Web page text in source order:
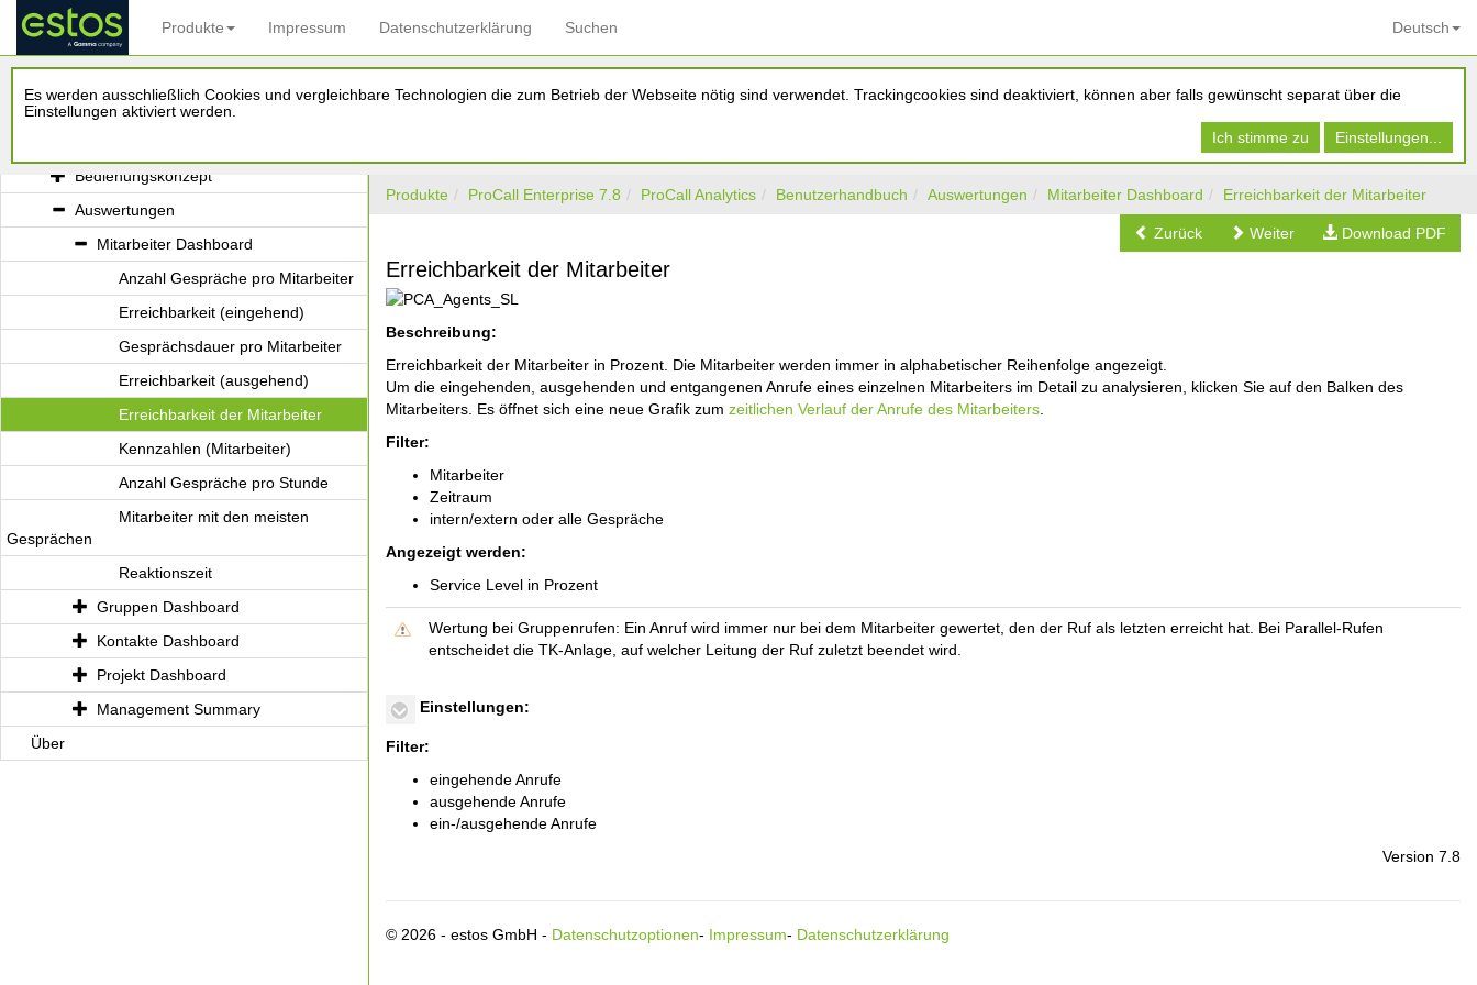
Es werden ausschließlich Cookies und vergleichbare Technologien die zum Betrieb der Webseite nötig sind verwendet. Trackingcookies sind deaktiviert, können aber falls gewünscht separat über die
Einstellungen aktiviert werden.
Ich stimme zu
Einstellungen...
Produkte Impressum Datenschutzerklärung Suchen Deutsch
ProCall Analytics
Administrationshandbuch
Bedienungskonzept
Auswertungen
Mitarbeiter Dashboard
Anzahl Gespräche pro Mitarbeiter
Erreichbarkeit (eingehend)
Gesprächsdauer pro Mitarbeiter
Erreichbarkeit (ausgehend)
Erreichbarkeit der Mitarbeiter
Kennzahlen (Mitarbeiter)
Anzahl Gespräche pro Stunde
Mitarbeiter mit den meisten
Gesprächen
Reaktionszeit
Gruppen Dashboard
Kontakte Dashboard
Projekt Dashboard
Management Summary
Über
Produkte ProCall Enterprise 7.8 ProCall Analytics Benutzerhandbuch Auswertungen Mitarbeiter Dashboard Erreichbarkeit der Mitarbeiter
Zurück Weiter Download PDF
Erreichbarkeit der Mitarbeiter
Beschreibung:
Erreichbarkeit der Mitarbeiter in Prozent. Die Mitarbeiter werden immer in alphabetischer Reihenfolge angezeigt.
Um die eingehenden, ausgehenden und entgangenen Anrufe eines einzelnen Mitarbeiters im Detail zu analysieren, klicken Sie auf den Balken des
Mitarbeiters. Es öffnet sich eine neue Grafik zum zeitlichen Verlauf der Anrufe des Mitarbeiters.
Filter:
Mitarbeiter
Zeitraum
intern/extern oder alle Gespräche
Angezeigt werden:
Service Level in Prozent
Wertung bei Gruppenrufen: Ein Anruf wird immer nur bei dem Mitarbeiter gewertet, den der Ruf als letzten erreicht hat. Bei Parallel-Rufen
entscheidet die TK-Anlage, auf welcher Leitung der Ruf zuletzt beendet wird.
Einstellungen:
Filter:
eingehende Anrufe
ausgehende Anrufe
ein-/ausgehende Anrufe
Version 7.8
© 2026 - estos GmbH - Datenschutzoptionen- Impressum- Datenschutzerklärung